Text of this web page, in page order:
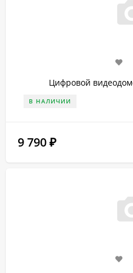
Цифровой
В НАЛИЧИИ
9 790 ₽